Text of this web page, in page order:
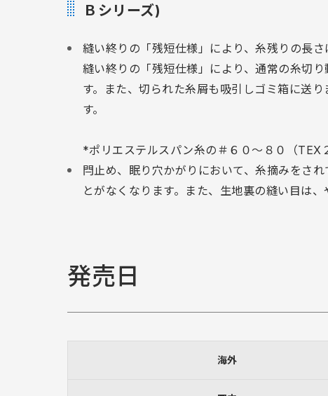
Ｂシリーズ)
縫い終りの「残短仕様」により、糸残りの長さ
縫い終りの「残短仕様」により、通常の糸切
す。また、切られた糸屑も吸引しゴミ箱に送
す。
*ポリエステルスパン糸の＃６０～８０（TEX
閂止め、眠り穴かがりにおいて、糸摘みをさ
とがなくなります。また、生地裏の縫い目は
発売日
海外